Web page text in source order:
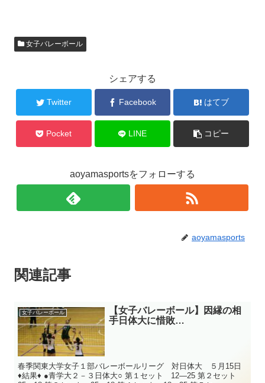
女子バレーボール
シェアする
Twitter Facebook はてブ
Pocket LINE コピー
aoyamasportsをフォローする
aoyamasports
関連記事
女子バレーボール
【女子バレーボール】因縁の相
手日体大に惜敗…
春季関東大学女子１部バレーボールリーグ 対日体大 ５月15日
♦結果♦ ●青学大２－３日体大○ 第１セット 12―25 第２セット